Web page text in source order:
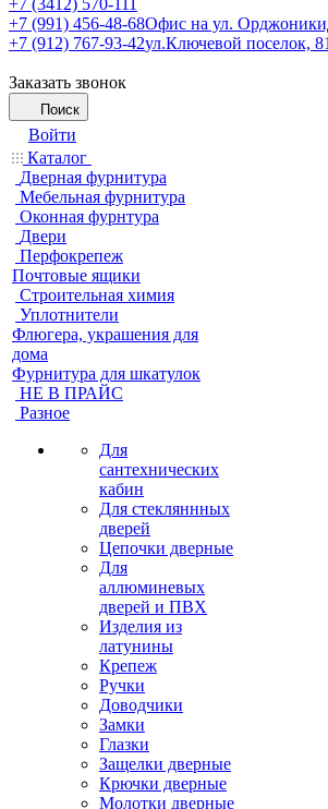
+7 (3412) 570-111
+7 (991) 456-48-68Офис на ул.
+7 (912) 767-93-42ул.Ключевой поселок,
Заказать звонок
Поиск
Войти
Каталог
Дверная фурнитура
Мебельная фурнитура
Оконная фурнтура
Двери
Перфокрепеж
Почтовые ящики
Строительная химия
Уплотнители
Флюгера, украшения для
дома
Фурнитура для шкатулок
НЕ В ПРАЙС
Разное
Для
сантехнических
кабин
Для стекляннных
дверей
Цепочки дверные
Для
аллюминевых
дверей и ПВХ
Изделия из
латунины
Крепеж
Ручки
Доводчики
Замки
Глазки
Защелки дверные
Крючки дверные
Молотки дверные